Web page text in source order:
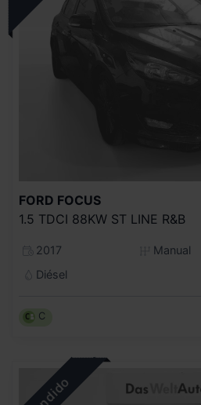
FORD FOCUS
1.5 TDCI 88KW ST LINE R&B
2017
Manual
Diésel
C